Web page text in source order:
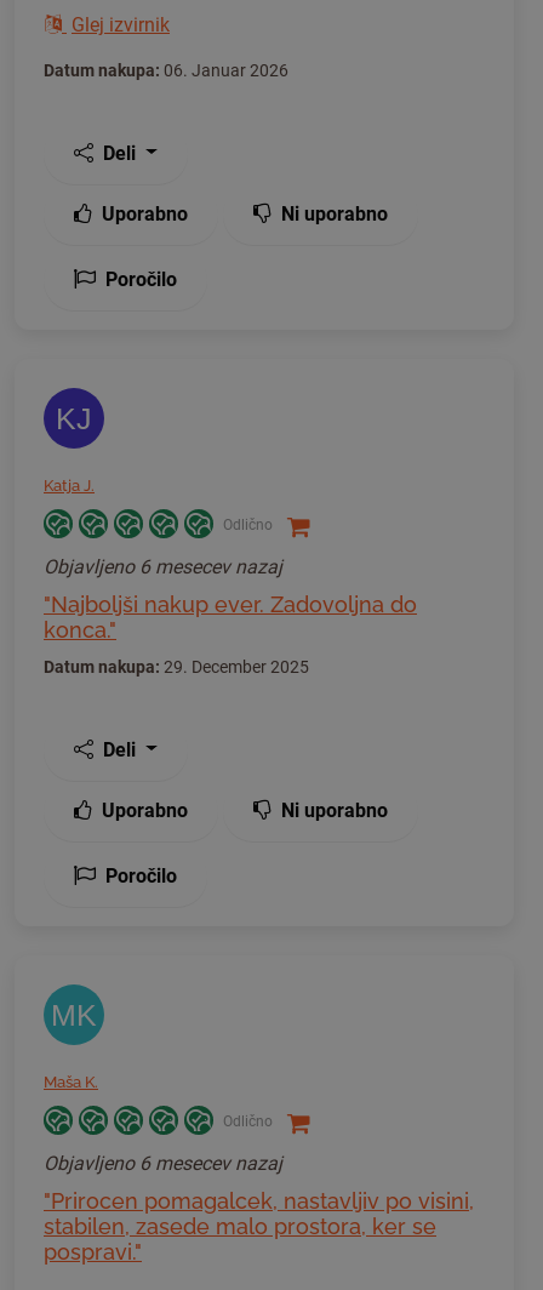
Glej izvirnik
Datum nakupa: 06. Januar 2026
Deli
Uporabno Ni uporabno
Poročilo
KJ
Katja J.
Odlično
Objavljeno 6 mesecev nazaj
"Najboljši nakup ever. Zadovoljna do
konca."
Datum nakupa: 29. December 2025
Deli
Uporabno Ni uporabno
Poročilo
MK
Maša K.
Odlično
Objavljeno 6 mesecev nazaj
"Prirocen pomagalcek, nastavljiv po visini,
stabilen, zasede malo prostora, ker se
pospravi."